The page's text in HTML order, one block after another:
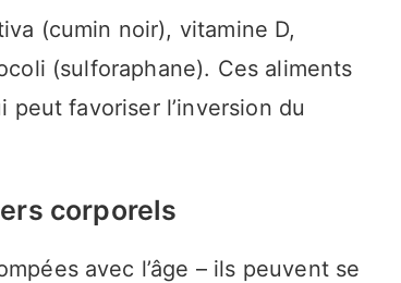
(cumin noir), vitamine D,
(sulforaphane). Ces aliments
favoriser l’inversion du
corporels
avec l’âge – ils peuvent se